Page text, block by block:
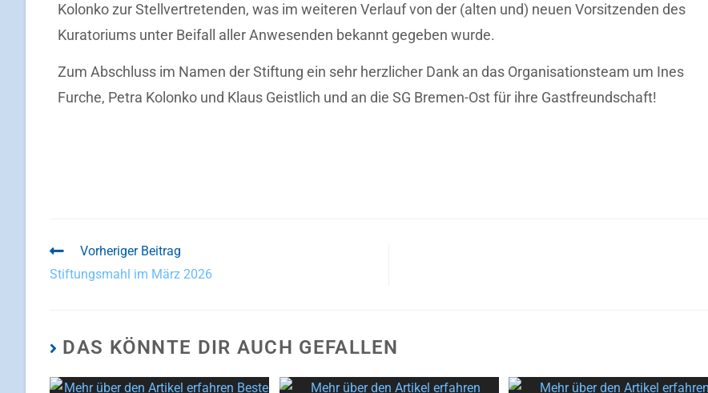
Kolonko zur Stellvertretenden, was im weiteren Verlauf von der (alten und) neuen Vorsitzenden des
Kuratoriums unter Beifall aller Anwesenden bekannt gegeben wurde.
Zum Abschluss im Namen der Stiftung ein sehr herzlicher Dank an das Organisationsteam um Ines
Furche, Petra Kolonko und Klaus Geistlich und an die SG Bremen-Ost für ihre Gastfreundschaft!
Vorheriger Beitrag
Stiftungsmahl im März 2026
DAS KÖNNTE DIR AUCH GEFALLEN